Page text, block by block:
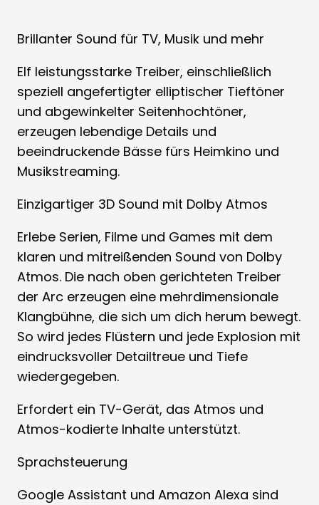
Brillanter Sound für TV, Musik und mehr
Elf leistungsstarke Treiber, einschließlich
speziell angefertigter elliptischer Tieftöner
und abgewinkelter Seitenhochtöner,
erzeugen lebendige Details und
beeindruckende Bässe fürs Heimkino und
Musikstreaming.
Einzigartiger 3D Sound mit Dolby Atmos
Erlebe Serien, Filme und Games mit dem
klaren und mitreißenden Sound von Dolby
Atmos. Die nach oben gerichteten Treiber
der Arc erzeugen eine mehrdimensionale
Klangbühne, die sich um dich herum bewegt.
So wird jedes Flüstern und jede Explosion mit
eindrucksvoller Detailtreue und Tiefe
wiedergegeben.
Erfordert ein TV-Gerät, das Atmos und
Atmos-kodierte Inhalte unterstützt.
Sprachsteuerung
Google Assistant und Amazon Alexa sind